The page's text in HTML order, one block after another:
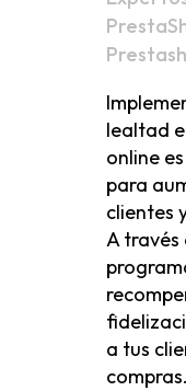
lealtad
online
para
clientes
A través
a tus